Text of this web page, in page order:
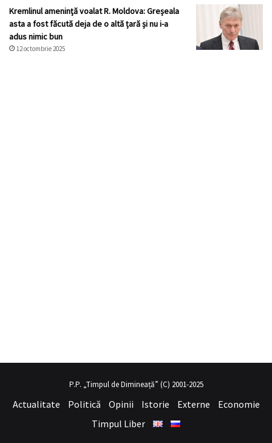
Kremlinul ameninţă voalat R. Moldova: Greșeala
asta a fost făcută deja de o altă țară și nu i-a
adus nimic bun
12 octombrie 2025
hayalini kurduğu seksi kadının üvey annesi gibi
P.P. „Timpul de Dimineață” (C) 2001-2025
Actualitate Politică Opinii Istorie Externe
Economie
Timpul Liber